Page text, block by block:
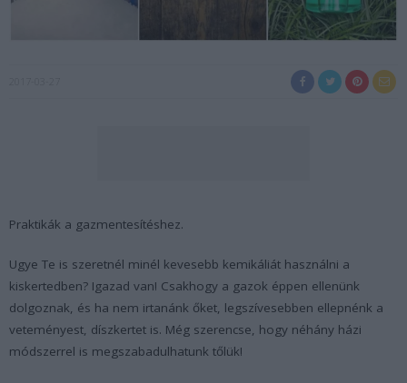
Praktikák a gazmentesítéshez.
Ugye Te is szeretnél minél kevesebb kemikáliát használni a
kiskertedben? Igazad van! Csakhogy a gazok éppen ellenünk
dolgoznak, és ha nem irtanánk őket, legszívesebben ellepnénk a
veteményest, díszkertet is. Még szerencse, hogy néhány házi
módszerrel is megszabadulhatunk tőlük!